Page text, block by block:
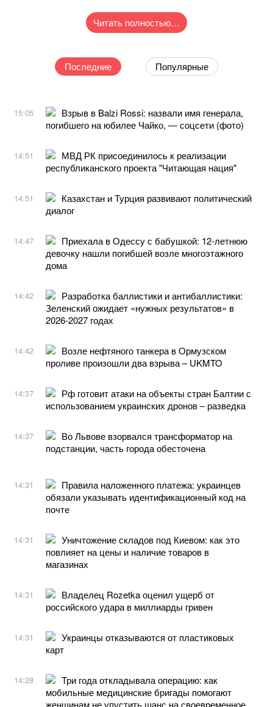
Читать полностью…
Последние Популярные
15:05
Взрыв в Balzi Rossi: назвали имя генерала,
погибшего на юбилее Чайко, — соцсети (фото)
14:51
МВД РК присоединилось к реализации
республиканского проекта "Читающая нация"
14:51
Казахстан и Турция развивают политический
диалог
14:47
Приехала в Одессу с бабушкой: 12-летнюю
девочку нашли погибшей возле многоэтажного
дома
14:42
Разработка баллистики и антибаллистики:
Зеленский ожидает «нужных результатов» в
2026-2027 годах
14:42
Возле нефтяного танкера в Ормузском
проливе произошли два взрыва – UKMTO
14:37
Рф готовит атаки на объекты стран Балтии с
использованием украинских дронов – разведка
14:37
Во Львове взорвался трансформатор на
подстанции, часть города обесточена
14:31
Правила наложенного платежа: украинцев
обязали указывать идентификационный код на
почте
14:31
Уничтожение складов под Киевом: как это
повлияет на цены и наличие товаров в
магазинах
14:31
Владелец Rozetka оценил ущерб от
российского удара в миллиарды гривен
14:31
Украинцы отказываются от пластиковых
карт
14:28
Три года откладывала операцию: как
мобильные медицинские бригады помогают
женщинам не упустить шанс на своевременное